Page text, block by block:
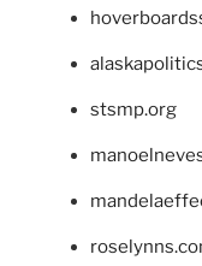
stsmp.org